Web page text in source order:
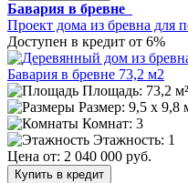
Бавария в бревне
Проект дома из бревна для
Доступен в кредит от 6%
Площадь: 73,2 м²
Размер: 9,5 х 9,8
Комнат: 3
Этажность: 1
Цена от: 2 040 000 руб.
Купить в кредит